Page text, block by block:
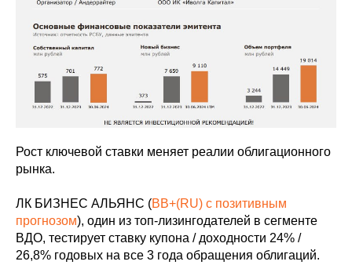
Рост ключевой ставки меняет реалии облигационного
рынка.
ЛК БИЗНЕС АЛЬЯНС (BB+(RU) с позитивным
прогнозом), один из топ-лизингодателей в сегменте
ВДО, тестирует ставку купона / доходности 24% /
26,8% годовых на все 3 года обращения облигаций.